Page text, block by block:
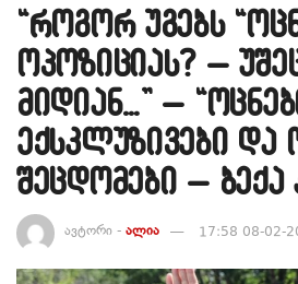
“როგორ უგებს
ოპოზიციას? –
მიდიან…” –
ექსკლუზივები და
შეცდომები – ბექა
ავტორი - ალია 17:58 08-02-